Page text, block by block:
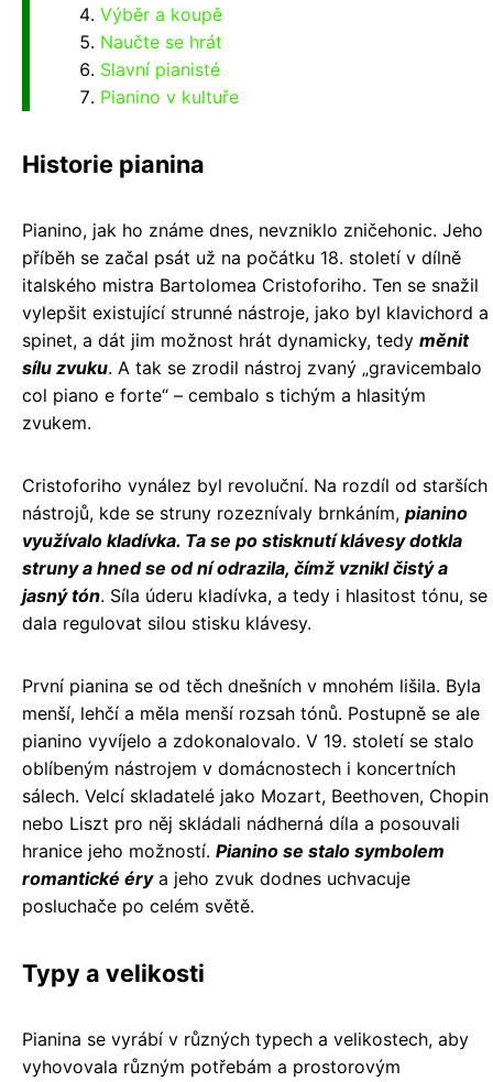
Výběr a koupě
Naučte se hrát
Slavní pianisté
Pianino v kultuře
Historie pianina
Pianino, jak ho známe dnes, nevzniklo zničehonic. Jeho
příběh se začal psát už na počátku 18. století v dílně
italského mistra Bartolomea Cristoforiho. Ten se snažil
vylepšit existující strunné nástroje, jako byl klavichord a
spinet, a dát jim možnost hrát dynamicky, tedy měnit
sílu zvuku. A tak se zrodil nástroj zvaný „gravicembalo
col piano e forte“ – cembalo s tichým a hlasitým
zvukem.
Cristoforiho vynález byl revoluční. Na rozdíl od starších
nástrojů, kde se struny rozeznívaly brnkáním, pianino
využívalo kladívka. Ta se po stisknutí klávesy dotkla
struny a hned se od ní odrazila, čímž vznikl čistý a
jasný tón. Síla úderu kladívka, a tedy i hlasitost tónu, se
dala regulovat silou stisku klávesy.
První pianina se od těch dnešních v mnohém lišila. Byla
menší, lehčí a měla menší rozsah tónů. Postupně se ale
pianino vyvíjelo a zdokonalovalo. V 19. století se stalo
oblíbeným nástrojem v domácnostech i koncertních
sálech. Velcí skladatelé jako Mozart, Beethoven, Chopin
nebo Liszt pro něj skládali nádherná díla a posouvali
hranice jeho možností. Pianino se stalo symbolem
romantické érya jeho zvuk dodnes uchvacuje
posluchače po celém světě.
Typy a velikosti
Pianina se vyrábí v různých typech a velikostech, aby
vyhovovala různým potřebám a prostorovým